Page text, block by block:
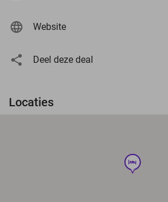
Website
Deel deze deal
Locaties
hotel